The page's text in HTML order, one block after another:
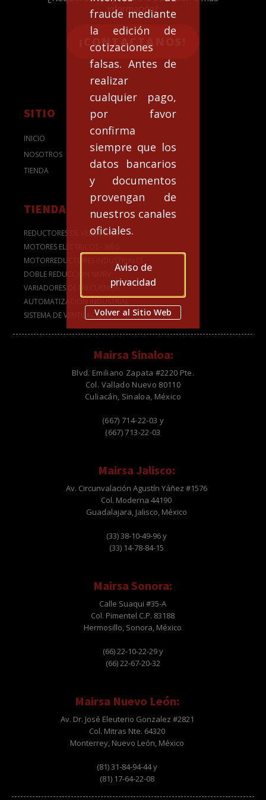
fraude mediante
la edición de
cotizaciones
falsas. Antes de
realizar
cualquier pago,
por favor
confirma
siempre que los
datos bancarios
y documentos
provengan de
nuestros canales
oficiales.
Aviso de
privacidad
Volver al Sitio Web
información?
¡CONTACTANOS!
SITIO
INICIO
NOSOTROS
TIENDA
TIENDA
REDUCTORES DE VELOCIDAD
MOTORES ELÉCTRICOS - WEG
MOTORREDUCTORES INDUSTRIALES
DOBLE REDUCCIÓN NMRV
VARIADORES DE FRECUENCIA
AUTOMATIZACION INDUSTRIAL
SISTEMA DE VENTILACION
Mairsa Sinaloa:
Blvd. Emiliano Zapata #2220 Pte.
Col. Vallado Nuevo 80110
Culiacán, Sinaloa, México
(667) 714-22-03 y
(667) 713-22-03
Mairsa Jalisco:
Av. Circunvalación Agustín Yáñez #1576
Col. Moderna 44190
Guadalajara, Jalisco, México
(33) 38-10-49-96 y
(33) 14-78-84-15
Mairsa Sonora:
Calle Suaqui #35-A
Col. Pimentel C.P. 83188
Hermosillo, Sonora, México
(66) 22-10-22-29 y
(66) 22-67-20-32
Mairsa Nuevo León:
Av. Dr. José Eleuterio Gonzalez #2821
Col. Mitras Nte. 64320
Monterrey, Nuevo León, México
(81) 31-84-94-44 y
(81) 17-64-22-08